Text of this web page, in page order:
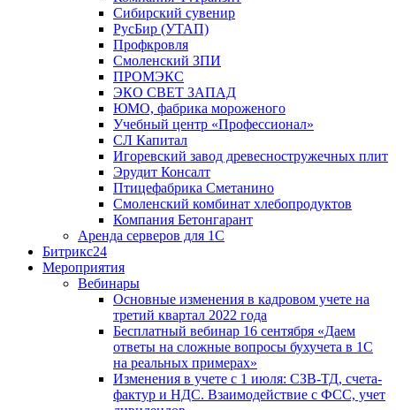
Сибирский сувенир
РусБир (УТАП)
Профкровля
Смоленский ЗПИ
ПРОМЭКС
ЭКО СВЕТ ЗАПАД
ЮМО, фабрика мороженого
Учебный центр «Профессионал»
СЛ Капитал
Игоревский завод древесностружечных плит
Эрудит Консалт
Птицефабрика Сметанино
Смоленский комбинат хлебопродуктов
Компания Бетонгарант
Аренда серверов для 1С
Битрикс24
Мероприятия
Вебинары
Основные изменения в кадровом учете на
третий квартал 2022 года
Бесплатный вебинар 16 сентября «Даем
ответы на сложные вопросы бухучета в 1С
на реальных примерах»
Изменения в учете с 1 июля: СЗВ-ТД, счета-
фактур и НДС. Взаимодействие с ФСС, учет